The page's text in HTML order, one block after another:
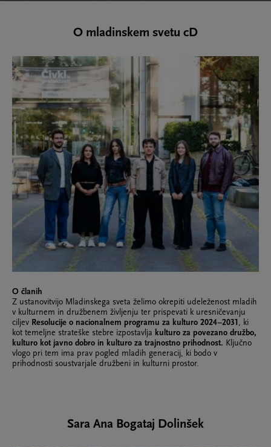
O mladinskem svetu cD
O članih
Z ustanovitvijo Mladinskega sveta želimo okrepiti udeleženost mladih
v kulturnem in družbenem življenju ter prispevati k uresničevanju
ciljev Resolucije o nacionalnem programu za kulturo 2024–2031, ki
kot temeljne strateške stebre izpostavlja kulturo za povezano družbo,
kulturo kot javno dobro in kulturo za trajnostno prihodnost. Ključno
vlogo pri tem ima prav pogled mladih generacij, ki bodo v
prihodnosti soustvarjale družbeni in kulturni prostor.
Sara Ana Bogataj Dolinšek